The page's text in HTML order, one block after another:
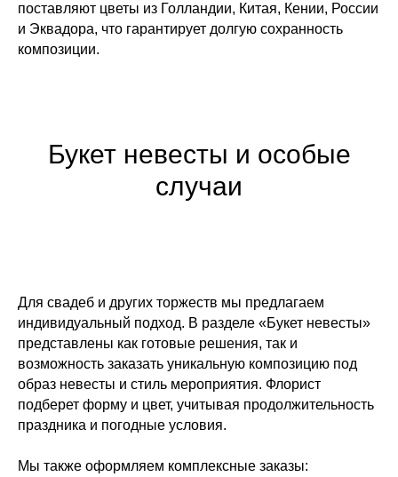
поставляют цветы из Голландии, Китая, Кении, России
и Эквадора, что гарантирует долгую сохранность
композиции.
Букет невесты и особые
случаи
Для свадеб и других торжеств мы предлагаем
индивидуальный подход. В разделе «Букет невесты»
представлены как готовые решения, так и
возможность заказать уникальную композицию под
образ невесты и стиль мероприятия. Флорист
подберет форму и цвет, учитывая продолжительность
праздника и погодные условия.
Мы также оформляем комплексные заказы: